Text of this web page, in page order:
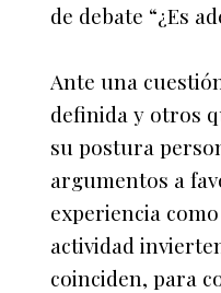
de debate “¿Es
Ante una
definida y otros
su postura
argumentos a
experiencia
actividad
coinciden, para